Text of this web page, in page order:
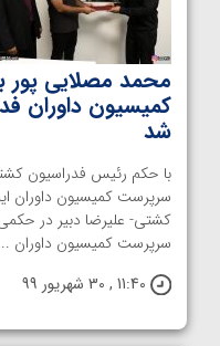
محمد مصلایی پور
کمیسیون داوران
شد
با حکم رئیس فدراسیون
سرپرست کمیسیون داوران
کشتی- علیرضا دبیر در
سرپرست کمیسیون داوران
11:40 , 30 شهریور 99